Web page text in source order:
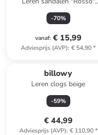
zilverkleurig
-70%
vanaf: € 15,99
Adviesprijs (AVP): € 54,90*
billowy
Leren clogs beige
-59%
€ 44,99
Adviesprijs (AVP): € 110,90*